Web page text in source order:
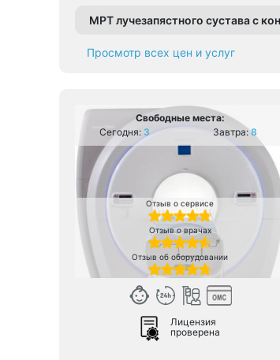
МРТ лучезапястного сустава с
Просмотр всех цен и услуг
Свободные места:
Сегодня: 3 Завтра:8
Отзыв о сервисе
Отзыв о врачах
Отзыв об оборудовании
Лицензия
проверена